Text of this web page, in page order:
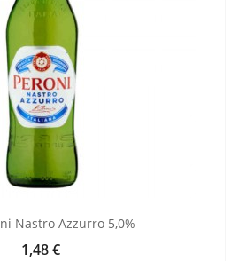
Nastro Azzurro 5,0%
Preis
1,48 €